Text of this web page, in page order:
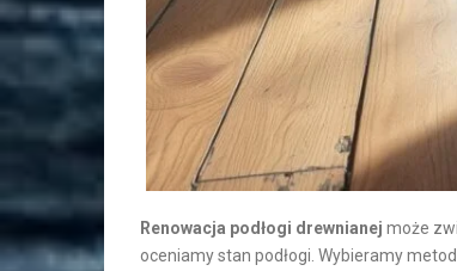
Renowacja podłogi drewnianej może
oceniamy stan podłogi. Wybieramy